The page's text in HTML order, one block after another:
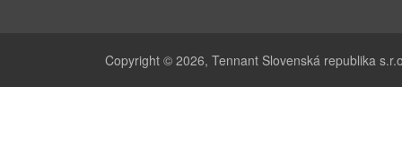
Copyright © 2026, Tennant Slovenská republika s.r.o